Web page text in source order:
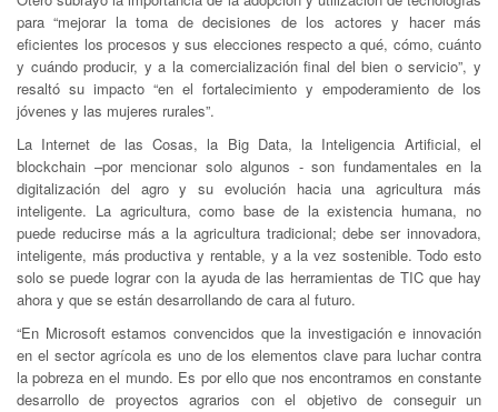
para “mejorar la toma de decisiones de los actores y hacer más
eficientes los procesos y sus elecciones respecto a qué, cómo, cuánto
y cuándo producir, y a la comercialización final del bien o servicio”, y
resaltó su impacto “en el fortalecimiento y empoderamiento de los
jóvenes y las mujeres rurales”.
La Internet de las Cosas, la Big Data, la Inteligencia Artificial, el
blockchain –por mencionar solo algunos - son fundamentales en la
digitalización del agro y su evolución hacia una agricultura más
inteligente. La agricultura, como base de la existencia humana, no
puede reducirse más a la agricultura tradicional; debe ser innovadora,
inteligente, más productiva y rentable, y a la vez sostenible. Todo esto
solo se puede lograr con la ayuda de las herramientas de TIC que hay
ahora y que se están desarrollando de cara al futuro.
“En Microsoft estamos convencidos que la investigación e innovación
en el sector agrícola es uno de los elementos clave para luchar contra
la pobreza en el mundo. Es por ello que nos encontramos en constante
desarrollo de proyectos agrarios con el objetivo de conseguir un